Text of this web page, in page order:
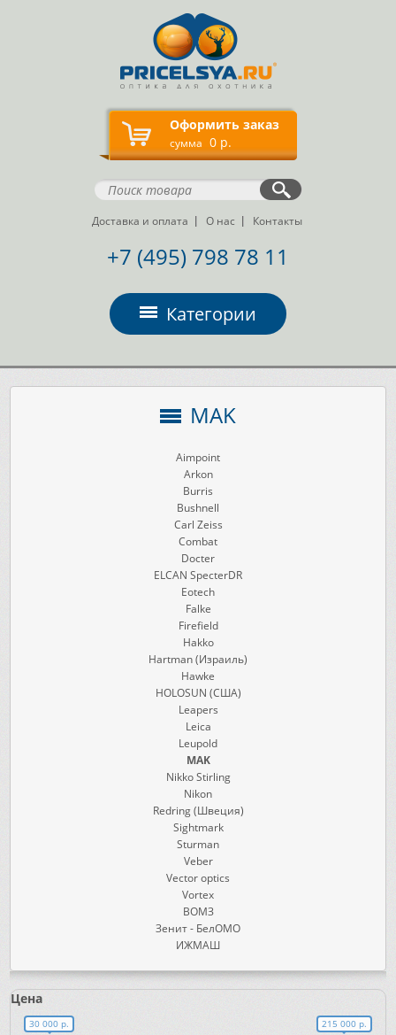
Оформить заказ
сумма 0 р.
Доставка и оплата О нас Контакты
+7 (495) 798 78 11
Категории
MAK
Aimpoint
Arkon
Burris
Bushnell
Carl Zeiss
Combat
Docter
ELCAN SpecterDR
Eotech
Falke
Firefield
Hakko
Hartman (Израиль)
Hawke
HOLOSUN (США)
Leapers
Leica
Leupold
MAK
Nikko Stirling
Nikon
Redring (Швеция)
Sightmark
Sturman
Veber
Vector optics
Vortex
ВОМЗ
Зенит - БелОМО
ИЖМАШ
Цена
30 000 р. 215 000 р.